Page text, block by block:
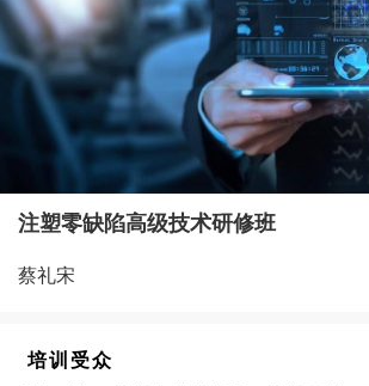
注塑零缺陷高级技术研修班
蔡礼宋
培训受众